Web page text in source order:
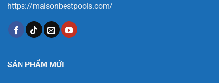
https://maisonbestpools.com/
SẢN PHẨM MỚI